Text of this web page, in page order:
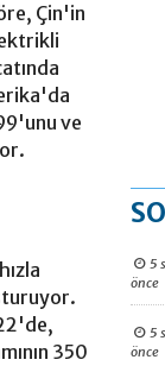
Çin'in
ve
350
5
önce
5
önce